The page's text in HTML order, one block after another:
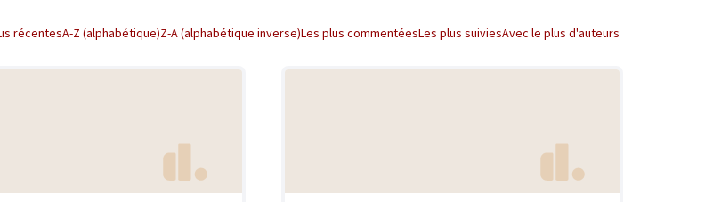
récentesA-Z (alphabétique)Z-A (alphabétique inverse)Les plus commentéesLes plus suiviesAvec le plus d'auteurs